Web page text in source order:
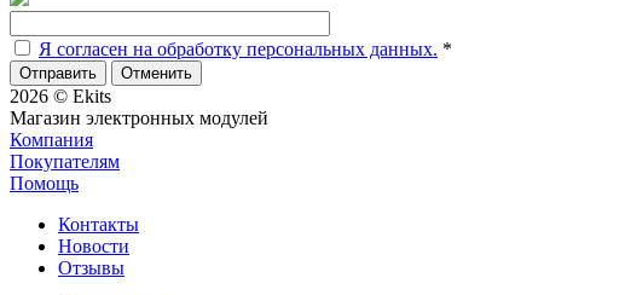
Я согласен на обработку персональных данных. *
Отменить
2026 © Ekits
Магазин электронных модулей
Компания
Покупателям
Помощь
Контакты
Новости
Отзывы